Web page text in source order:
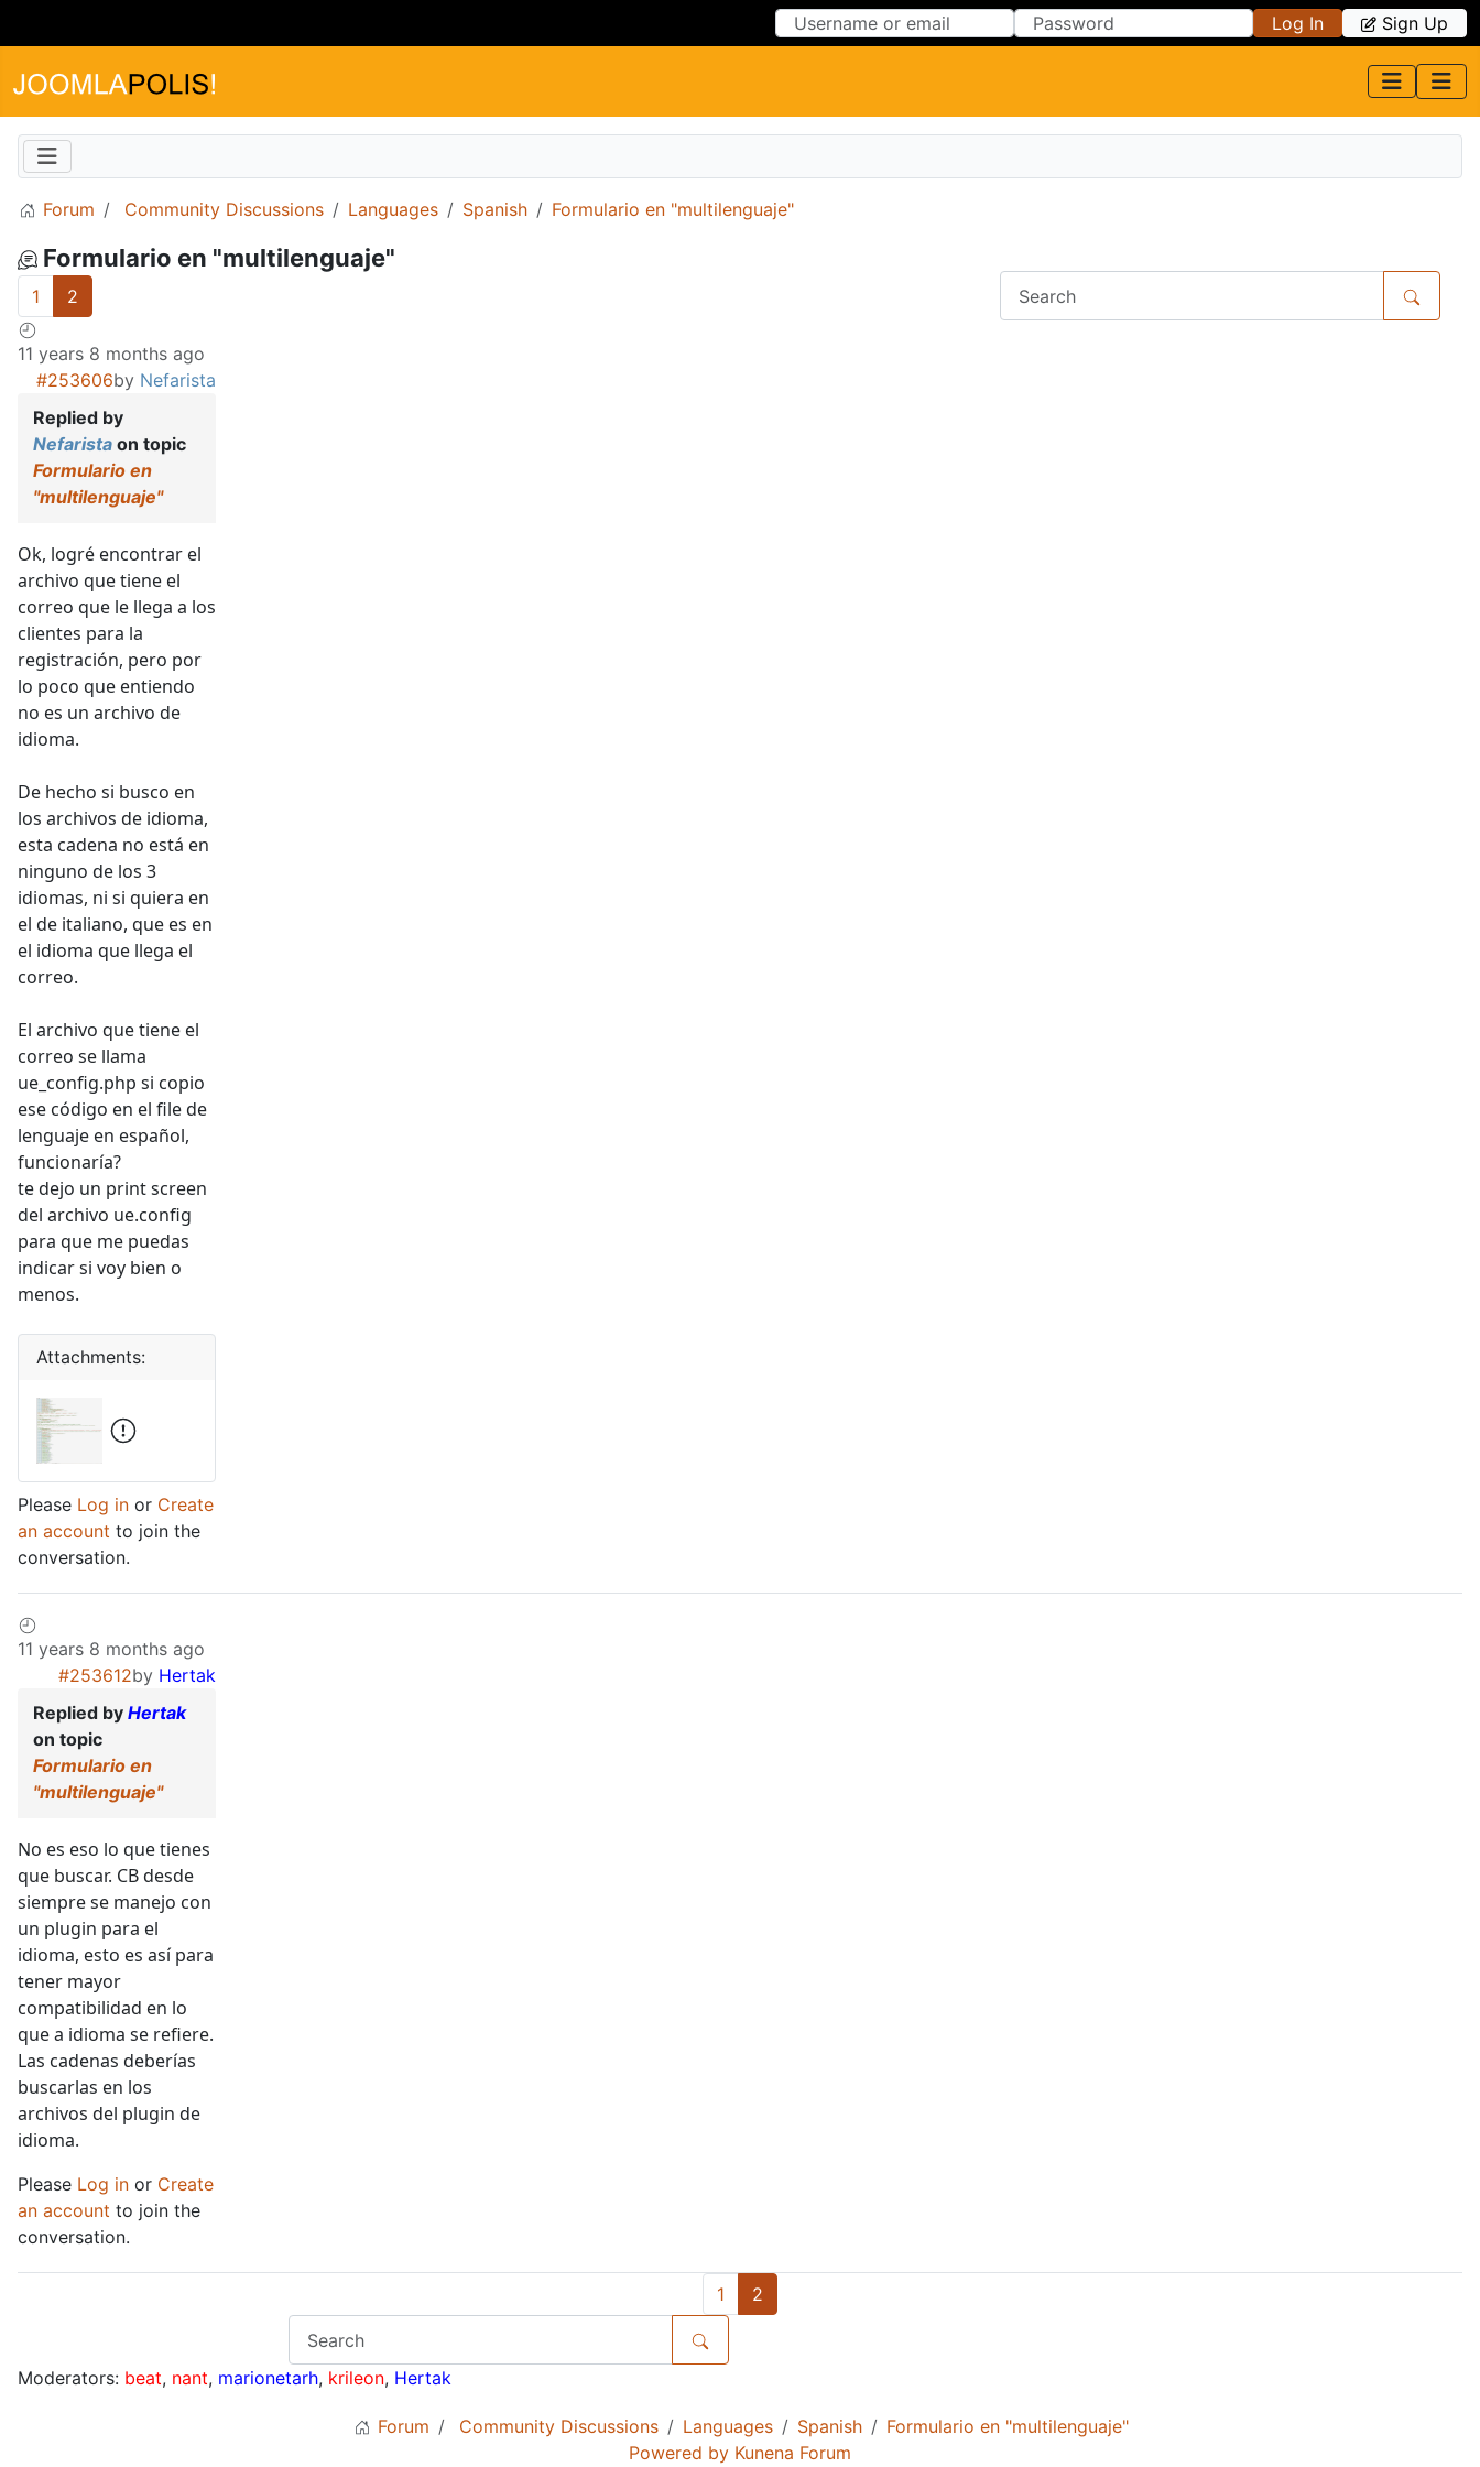
Log In Sign Up
Forum Community Discussions Languages Spanish Formulario en "multilenguaje"
Formulario en "multilenguaje"
1 2
11 years 8 months ago
#253606by Nefarista
Replied by
Nefarista on topic
Formulario en
"multilenguaje"
Ok, logré encontrar el
archivo que tiene el
correo que le llega a los
clientes para la
registración, pero por
lo poco que entiendo
no es un archivo de
idioma.
De hecho si busco en
los archivos de idioma,
esta cadena no está en
ninguno de los 3
idiomas, ni si quiera en
el de italiano, que es en
el idioma que llega el
correo.
El archivo que tiene el
correo se llama
ue_config.php si copio
ese código en el file de
lenguaje en español,
funcionaría?
te dejo un print screen
del archivo ue.config
para que me puedas
indicar si voy bien o
menos.
Attachments:
Please Log in or Create
an account to join the
conversation.
11 years 8 months ago
#253612by Hertak
Replied by Hertak
on topic
Formulario en
"multilenguaje"
No es eso lo que tienes
que buscar. CB desde
siempre se manejo con
un plugin para el
idioma, esto es así para
tener mayor
compatibilidad en lo
que a idioma se refiere.
Las cadenas deberías
buscarlas en los
archivos del plugin de
idioma.
Please Log in or Create
an account to join the
conversation.
1 2
Moderators: beat, nant, marionetarh, krileon, Hertak
Forum Community Discussions Languages Spanish
Formulario en "multilenguaje"
Powered by Kunena Forum